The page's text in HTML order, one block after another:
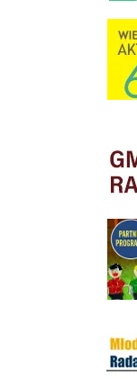
link
link
link